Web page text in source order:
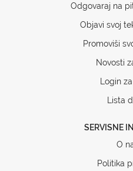
Odgovaraj na
Objavi svoj
Promoviši
Novosti
Login
Lista
SERVISNE
O
Politika